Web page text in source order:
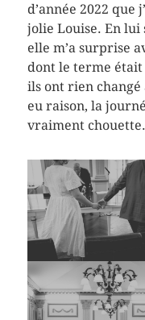
d’année 2022 que
jolie Louise. En lui
elle m’a surprise
dont le terme
ils ont rien
eu raison, la
vraiment chouette.